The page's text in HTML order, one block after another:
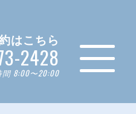
はこちら
2428
間 8:00〜20:00